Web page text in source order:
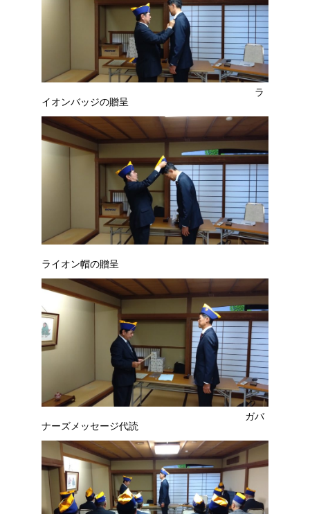
ラ
イオンバッジの贈呈
ライオン帽の贈呈
ガバ
ナーズメッセージ代読